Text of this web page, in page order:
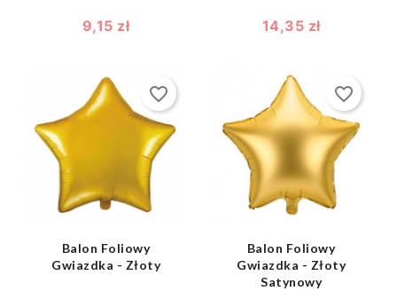
9,15 zł 14,35 zł
Balon Foliowy
Gwiazdka - Złoty
favorite_border
shopping_bag 
Balon Foliowy
Gwiazdka - Złoty
Satynowy
favorite_border